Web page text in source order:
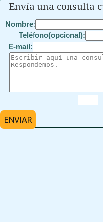
Envía una consulta
Nombre:
Teléfono(opcional):
E-mail:
ENVIAR